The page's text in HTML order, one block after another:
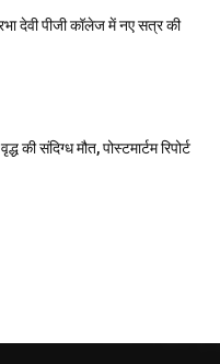
देवी पीजी कॉलेज में नए सत्र की
की संदिग्ध मौत, पोस्टमार्टम रिपोर्ट